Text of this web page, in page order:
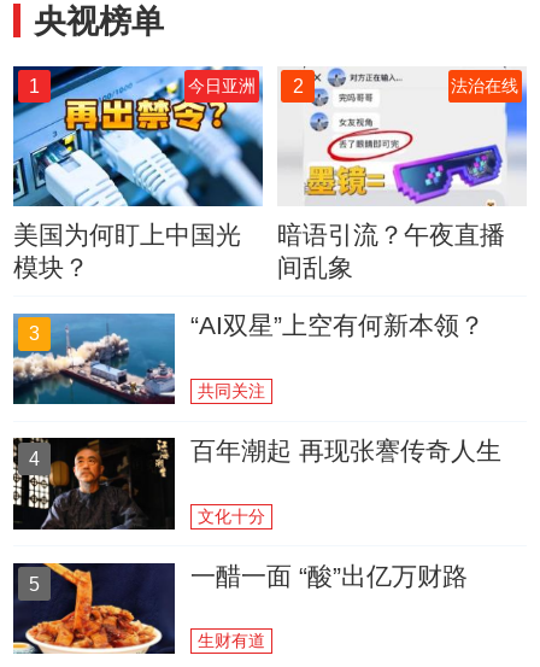
央视榜单
1 今日亚洲
美国为何盯上中国光
模块？
2 法治在线
暗语引流？午夜直播
间乱象
3 “AI双星”上空有何新本领？
共同关注
4 百年潮起 再现张謇传奇人生
文化十分
5 一醋一面 “酸”出亿万财路
生财有道